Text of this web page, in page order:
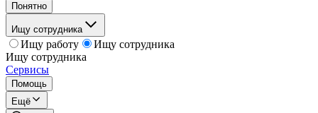
Понятно
Ищу сотрудника
Ищу работу
Ищу сотрудника
Ищу сотрудника
Сервисы
Помощь
Ещё